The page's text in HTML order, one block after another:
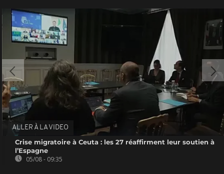
ALLER À LA VIDEO
Crise migratoire à Ceuta : les 27 réaffirment leur soutien à
l’Espagne
05/08 - 09:35